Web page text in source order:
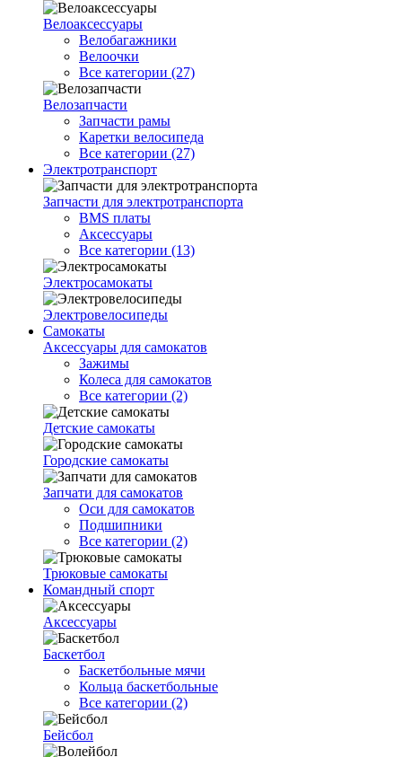
Велоаксессуары
Велобагажники
Велоочки
Все категории (27)
Велозапчасти
Запчасти рамы
Каретки велосипеда
Все категории (27)
Электротранспорт
Запчасти для электротранспорта
BMS платы
Аксессуары
Все категории (13)
Электросамокаты
Электровелосипеды
Самокаты
Аксессуары для самокатов
Зажимы
Колеса для самокатов
Все категории (2)
Детские самокаты
Городские самокаты
Запчати для самокатов
Оси для самокатов
Подшипники
Все категории (2)
Трюковые самокаты
Командный спорт
Аксессуары
Баскетбол
Баскетбольные мячи
Кольца баскетбольные
Все категории (2)
Бейсбол